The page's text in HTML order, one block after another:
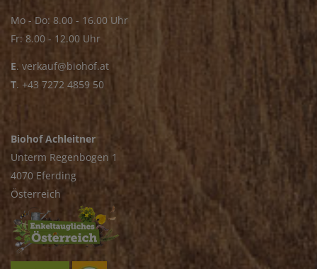
Mo - Do: 8.00 - 16.00 Uhr
Fr: 8.00 - 12.00 Uhr
E. verkauf@biohof.at
T. +43 7272 4859 50
Biohof Achleitner
Unterm Regenbogen 1
4070 Eferding
Österreich